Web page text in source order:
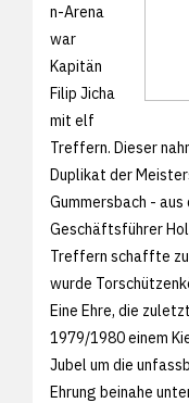
n-Arena
war
Kapitän
Filip Jicha
mit elf
Treffern. Dieser
Duplikat der
Gummersbach - aus
Geschäftsführer
Treffern schaffte
wurde
Eine Ehre, die
1979/1980 einem
Jubel um die
Ehrung beinahe